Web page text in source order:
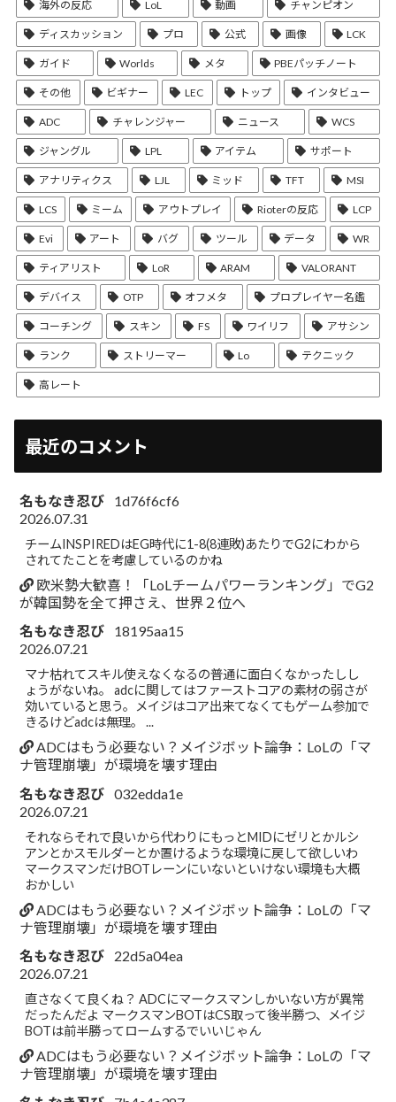
海外の反応 LoL 動画 チャンピオン
ディスカッション プロ 公式 画像 LCK
ガイド Worlds メタ PBEパッチノート
その他 ビギナー LEC トップ インタビュー
ADC チャレンジャー ニュース WCS
ジャングル LPL アイテム サポート
アナリティクス LJL ミッド TFT MSI
LCS ミーム アウトプレイ Rioterの反応 LCP
Evi アート バグ ツール データ WR
ティアリスト LoR ARAM VALORANT
デバイス OTP オフメタ プロプレイヤー名鑑
コーチング スキン FS ワイリフ アサシン
ランク ストリーマー Lo テクニック
高レート
最近のコメント
名もなき忍び
1d76f6cf6
2026.07.31
チームINSPIREDはEG時代に1-8(8連敗)あたりでG2にわから
されてたことを考慮しているのかね
欧米勢大歓喜！「LoLチームパワーランキング」でG2
が韓国勢を全て押さえ、世界２位へ
名もなき忍び
18195aa15
2026.07.21
マナ枯れてスキル使えなくなるの普通に面白くなかったしし
ょうがないね。 adcに関してはファーストコアの素材の弱さが
効いていると思う。メイジはコア出来てなくてもゲーム参加で
きるけどadcは無理。 ...
ADCはもう必要ない？メイジボット論争：LoLの「マ
ナ管理崩壊」が環境を壊す理由
名もなき忍び 032edda1e
2026.07.21
それならそれで良いから代わりにもっとMIDにゼリとかルシ
アンとかスモルダーとか置けるような環境に戻して欲しいわ
マークスマンだけBOTレーンにいないといけない環境も大概
おかしい
ADCはもう必要ない？メイジボット論争：LoLの「マ
ナ管理崩壊」が環境を壊す理由
名もなき忍び
22d5a04ea
2026.07.21
直さなくて良くね？ ADCにマークスマンしかいない方が異常
だったんだよ マークスマンBOTはCS取って後半勝つ、メイジ
BOTは前半勝ってロームするでいいじゃん
ADCはもう必要ない？メイジボット論争：LoLの「マ
ナ管理崩壊」が環境を壊す理由